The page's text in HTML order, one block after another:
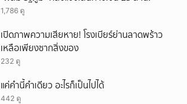
1,786 ดู
เปิดภาพความเสียหาย! โรงเบียร์ย่านลาดพร้าว
เหลือเพียงซากสิ่งของ
232 ดู
แค่คำนี้คำเดียว อะไรก็เป็นไปได้
442 ดู